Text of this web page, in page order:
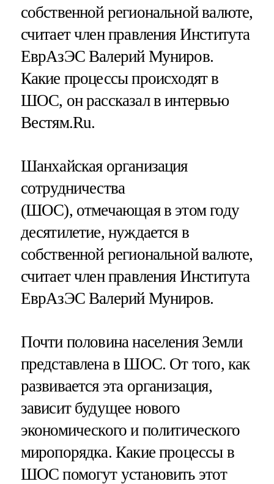
собственной региональной валюте,
считает член правления Института
ЕврАзЭС Валерий Муниров.
Какие процессы происходят в
ШОС, он рассказал в интервью
Вестям.Ru.
Шанхайская организация
сотрудничества
(ШОС), отмечающая в этом году
десятилетие, нуждается в
собственной региональной валюте,
считает член правления Института
ЕврАзЭС Валерий Муниров.
Почти половина населения Земли
представлена в ШОС. От того, как
развивается эта организация,
зависит будущее нового
экономического и политического
миропорядка. Какие процессы в
ШОС помогут установить этот